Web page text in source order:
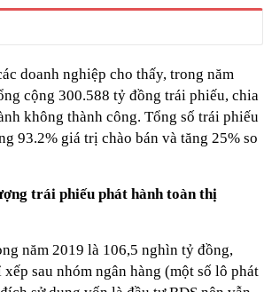
tộc Samsung
đặc biệt lưu ý thông tin sau
cáp treo lên thẳng đỉnh núi cao
vượt kế hoạch nhờ loạt chương
kết nối với Lào và Thái Lan, có
cho thấy mối mọt đang "rút ruột"
doanh nghiệp cho thấy, trong năm
cộng 300.588 tỷ đồng trái phiếu, chia
không thành công. Tổng số trái phiếu
93.2% giá trị chào bán và tăng 25% so
trái phiếu phát hành toàn thị
năm 2019 là 106,5 nghìn tỷ đồng,
sau nhóm ngân hàng (một số lô phát